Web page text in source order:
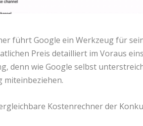
führt Google ein Werkzeug für
Preis detailliert im Voraus
denn wie Google selbst
miteinbeziehen.
Kostenrechner der